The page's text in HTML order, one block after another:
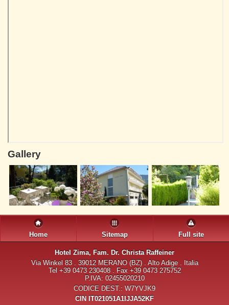
Gallery
Home Sitemap Full site
Hotel Zima, Fam. Dr. Christa Raffeiner
Via Winkel 83 . 39012 MERANO (BZ) . Alto Adige . Italia
Tel +39 0473 230408 . Fax +39 0473 275752
P.IVA: 02455020210
CODICE DEST.: W7YVJK9
CIN IT021051A1IJJA52KF